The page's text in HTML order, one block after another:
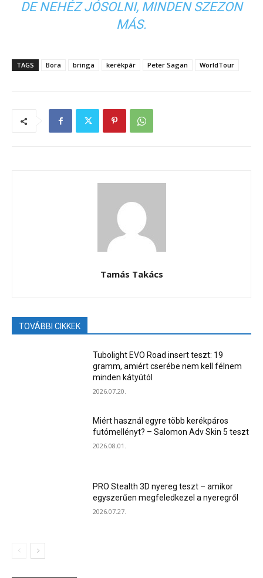
DE NEHÉZ JÓSOLNI, MINDEN SZEZON
MÁS.
TAGS Bora bringa kerékpár Peter Sagan WorldTour
Tamás Takács
TOVÁBBI CIKKEK
Tubolight EVO Road insert teszt: 19
gramm, amiért cserébe nem kell félnem
minden kátyútól
2026.07.20.
Miért használ egyre több kerékpáros
futómellényt? – Salomon Adv Skin 5 teszt
2026.08.01.
PRO Stealth 3D nyereg teszt – amikor
egyszerűen megfeledkezel a nyeregről
2026.07.27.